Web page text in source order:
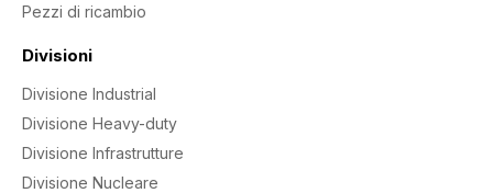
Pezzi di ricambio
Divisioni
Divisione Industrial
Divisione Heavy-duty
Divisione Infrastrutture
Divisione Nucleare